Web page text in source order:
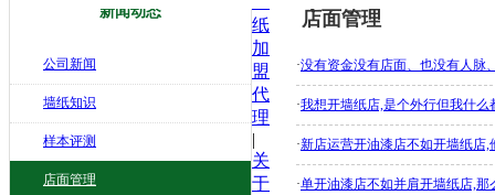
新闻动态
公司新闻
墙纸知识
样本评测
店面管理
店面管理
·没有资金没有店面、也没有人脉
·我想开墙纸店,是个外行但我什么
·新店运营开油漆店不如开墙纸店,
·单开油漆店不如并肩开墙纸店,那
纸
加
盟
代
理
|
关
于